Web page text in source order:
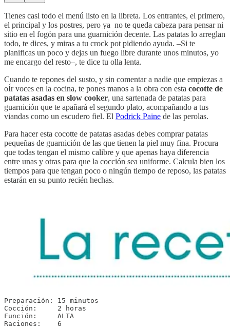
Tienes casi todo el menú listo en la libreta. Los entrantes, el primero,
el principal y los postres, pero ya no te queda cabeza para pensar ni
sitio en el fogón para una guarnición decente. Las patatas lo arreglan
todo, te dices, y miras a tu crock pot pidiendo ayuda. –Si te
planificas un poco y dejas un fuego libre durante unos minutos, yo
me encargo del resto–, te dice tu olla lenta.
Cuando te repones del susto, y sin comentar a nadie que empiezas a
oÍr voces en la cocina, te pones manos a la obra con esta cocotte de
patatas asadas en slow cooker, una sartenada de patatas para
guarnición que te apañará el segundo plato, acompañando a tus
viandas como un escudero fiel. El Podrick Paine de las perolas.
Para hacer esta cocotte de patatas asadas debes comprar patatas
pequeñas de guarnición de las que tienen la piel muy fina. Procura
que todas tengan el mismo calibre y que apenas haya diferencia
entre unas y otras para que la cocción sea uniforme. Calcula bien los
tiempos para que tengan poco o ningún tiempo de reposo, las patatas
estarán en su punto recién hechas.
Preparación: 15 minutos
Cocción:     2 horas
Función:     ALTA
Raciones:    6